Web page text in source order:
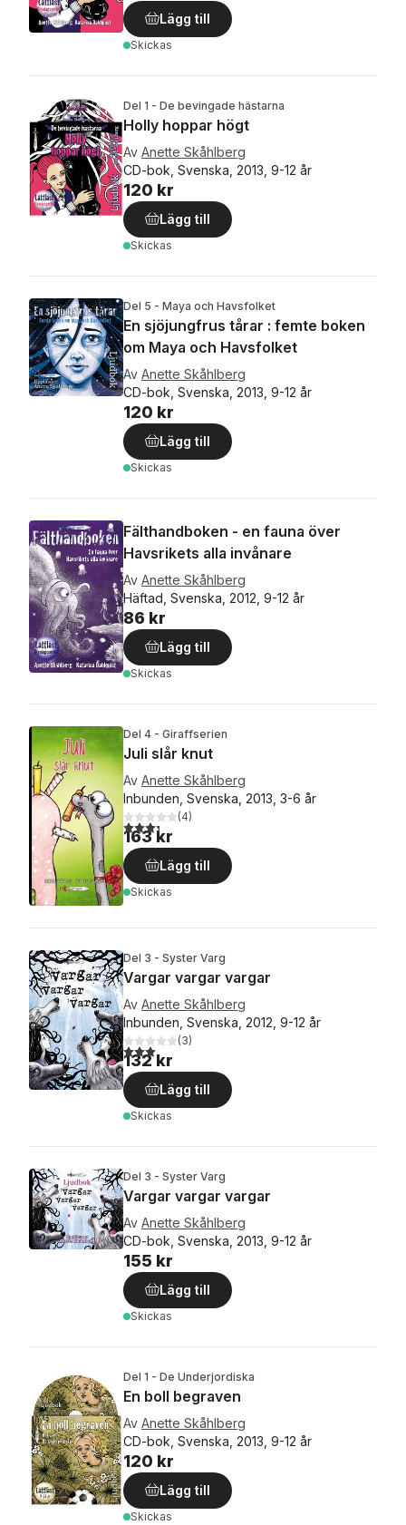
Lägg till
Skickas
Del 1 - De bevingade hästarna
Holly hoppar högt
Av Anette Skåhlberg
CD-bok, Svenska, 2013, 9-12 år
120 kr
Lägg till
Skickas
Del 5 - Maya och Havsfolket
En sjöjungfrus tårar : femte boken
om Maya och Havsfolket
Av Anette Skåhlberg
CD-bok, Svenska, 2013, 9-12 år
120 kr
Lägg till
Skickas
Fälthandboken - en fauna över
Havsrikets alla invånare
Av Anette Skåhlberg
Häftad, Svenska, 2012, 9-12 år
86 kr
Lägg till
Skickas
Del 4 - Giraffserien
Juli slår knut
Av Anette Skåhlberg
Inbunden, Svenska, 2013, 3-6 år
3,3utav 5 stjärnor. Totalt antal röster:
(4)
163 kr
Lägg till
Skickas
Del 3 - Syster Varg
Vargar vargar vargar
Av Anette Skåhlberg
Inbunden, Svenska, 2012, 9-12 år
3,0utav 5 stjärnor. Totalt antal röster:
(3)
132 kr
Lägg till
Skickas
Del 3 - Syster Varg
Vargar vargar vargar
Av Anette Skåhlberg
CD-bok, Svenska, 2013, 9-12 år
155 kr
Lägg till
Skickas
Del 1 - De Underjordiska
En boll begraven
Av Anette Skåhlberg
CD-bok, Svenska, 2013, 9-12 år
120 kr
Lägg till
Skickas